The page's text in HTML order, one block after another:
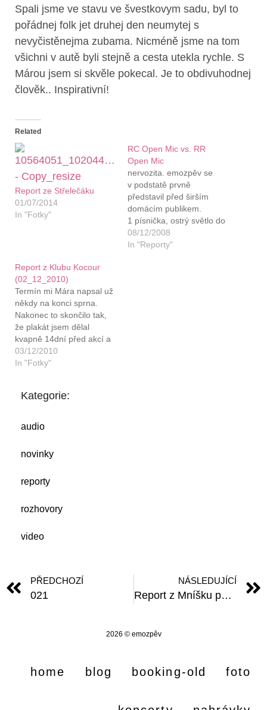
Spali jsme ve stavu ve švestkovym sadu, byl to
pořádnej folk jet druhej den neumytej s
nevyčistěnejma zubama. Nicméně jsme na tom
všichni v autě byli stejně a cesta utekla rychle. S
Márou jsem si skvěle pokecal. Je to obdivuhodnej
člověk.. Inspirativní!
Related
Report ze Střelečáku
01/07/2014
In "Fotky"
RC Open Mic vs. RR
Open Mic
nervozita. emozpěv se
v podstatě prvně
představil před širším
domácím publikem.
1 písnička, ostrý světlo do
očí, studený ruce,
neschopnost domáčknout
08/12/2008
In "Reporty"
Report z Klubu Kocour
(02_12_2010)
Termín mi Mára napsal už
někdy na konci sprna.
Nakonec to skončilo tak,
že plakát jsem dělal
kvapně 14dní před akcí a
FB event zrovna tak..
Nakonec ale díky
v pohodě. Samotný hraní
radost neudělalo.. První
03/12/2010
In "Fotky"
Kategorie:
audio
novinky
reporty
rozhovory
video
PŘEDCHOZÍ
021
NÁSLEDUJÍCÍ
Report z Mníšku pod Brdy
2026 © emozpěv
home blog booking-old foto